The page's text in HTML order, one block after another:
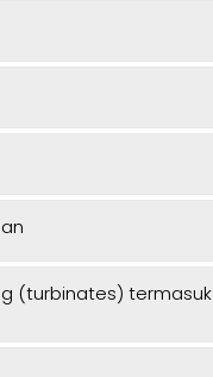
(turbinates) termasuk